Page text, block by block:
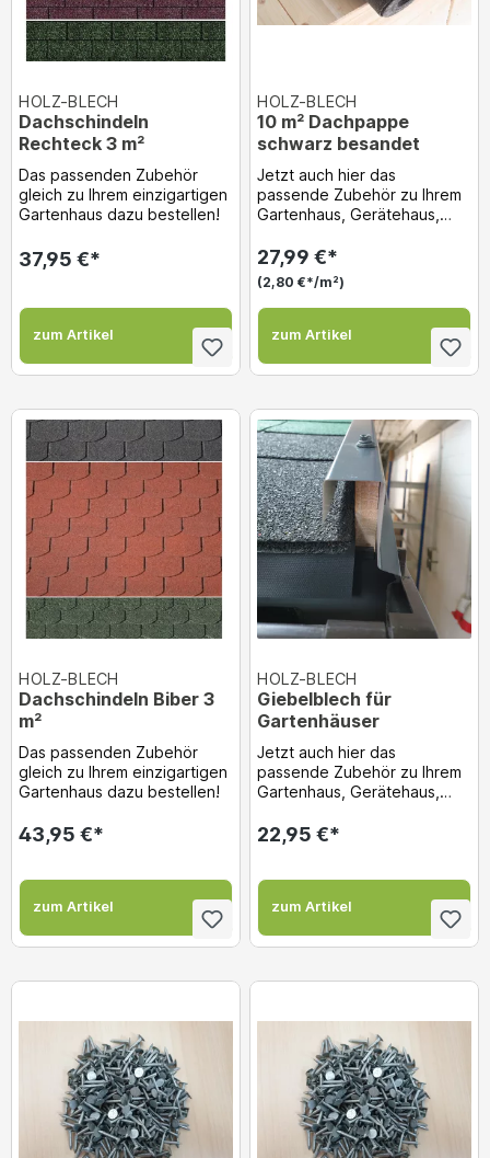
HOLZ-BLECH
Dachschindeln
Rechteck 3 m²
Das passenden Zubehör
gleich zu Ihrem einzigartigen
Gartenhaus dazu bestellen!
37,95 €*
zum Artikel
HOLZ-BLECH
10 m² Dachpappe
schwarz besandet
Jetzt auch hier das
passende Zubehör zu Ihrem
Gartenhaus, Gerätehaus,
bestellen! Dachpappe...
27,99 €*
(2,80 €*/m²)
zum Artikel
HOLZ-BLECH
Dachschindeln Biber 3
m²
Das passenden Zubehör
gleich zu Ihrem einzigartigen
Gartenhaus dazu bestellen!
43,95 €*
zum Artikel
HOLZ-BLECH
Giebelblech für
Gartenhäuser
Jetzt auch hier das
passende Zubehör zu Ihrem
Gartenhaus, Gerätehaus,
bestellen! Gieb...
22,95 €*
zum Artikel